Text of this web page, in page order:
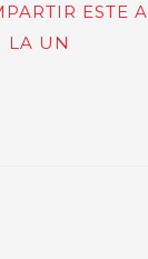
ESTE
LA UN